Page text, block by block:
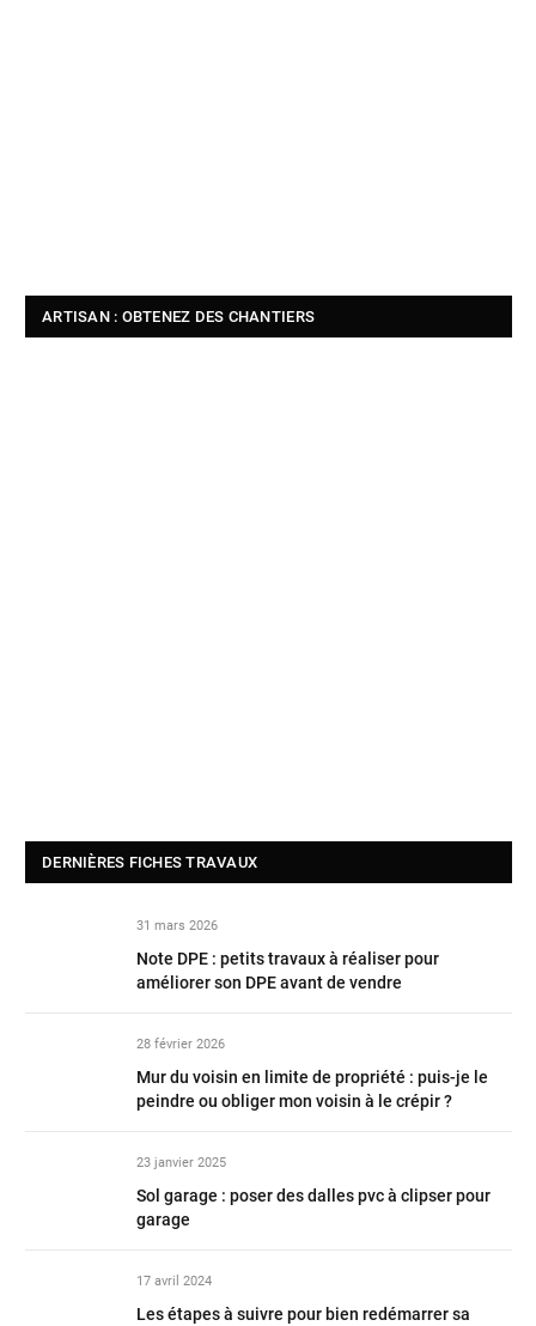
ARTISAN : OBTENEZ DES CHANTIERS
DERNIÈRES FICHES TRAVAUX
31 mars 2026
Note DPE : petits travaux à réaliser pour
améliorer son DPE avant de vendre
28 février 2026
Mur du voisin en limite de propriété : puis-je le
peindre ou obliger mon voisin à le crépir ?
23 janvier 2025
Sol garage : poser des dalles pvc à clipser pour
garage
17 avril 2024
Les étapes à suivre pour bien redémarrer sa